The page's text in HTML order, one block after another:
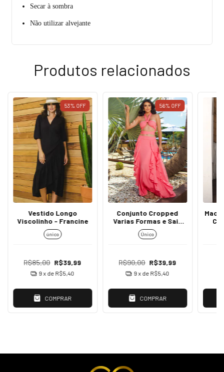
Secar à sombra
Não utilizar alvejante
Produtos relacionados
53% OFF
Vestido Longo
Viscolinho - Francine
único
R$85,00 R$39,99
9x de R$5,40
COMPRAR
56% OFF
Conjunto Cropped
Varias Formas e Saia
Longa Fenda - Magali
Único
R$90,00 R$39,99
9 x de R$5,40
COMPRAR